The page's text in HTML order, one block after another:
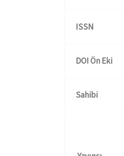
ISSN
DOI Ön Eki
Sahibi